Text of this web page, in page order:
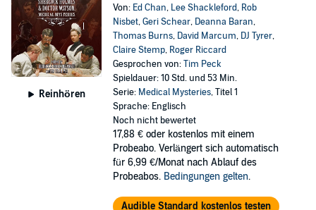
Reinhören
Von: Ed Chan, Lee Shackleford, Rob
Nisbet,Geri Schear, Deanna Baran,
Thomas Burns, David Marcum, DJ Tyrer,
Claire Stemp, Roger Riccard
Gesprochen von:Tim Peck
Spieldauer: 10 Std. und 53 Min.
Serie: Medical Mysteries, Titel 1
Sprache: Englisch
Noch nicht bewertet
17,88 € oder kostenlos mit einem
Probeabo. Verlängert sich automatisch
für 6,99 €/Monat nach Ablauf des
Probeabos. Bedingungen gelten.
Audible Standard kostenlos testen